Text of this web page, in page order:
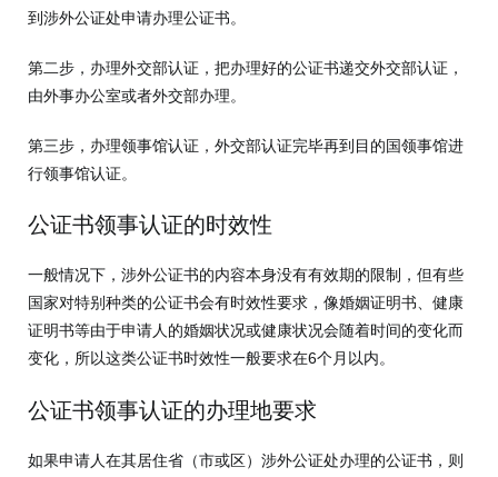
到涉外公证处申请办理公证书。
第二步，办理外交部认证，把办理好的公证书递交外交部认证，
由外事办公室或者外交部办理。
第三步，办理领事馆认证，外交部认证完毕再到目的国领事馆进
行领事馆认证。
公证书领事认证的时效性
一般情况下，涉外公证书的内容本身没有有效期的限制，但有些
国家对特别种类的公证书会有时效性要求，像婚姻证明书、健康
证明书等由于申请人的婚姻状况或健康状况会随着时间的变化而
变化，所以这类公证书时效性一般要求在6个月以内。
公证书领事认证的办理地要求
如果申请人在其居住省（市或区）涉外公证处办理的公证书，则